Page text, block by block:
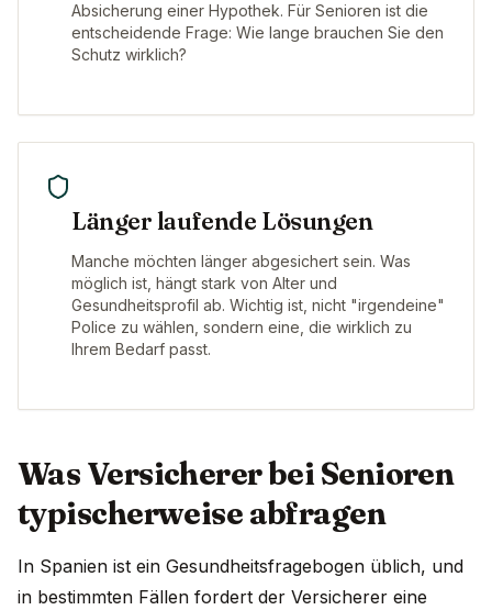
Absicherung einer Hypothek. Für Senioren ist die
entscheidende Frage: Wie lange brauchen Sie den
Schutz wirklich?
Länger laufende Lösungen
Manche möchten länger abgesichert sein. Was
möglich ist, hängt stark von Alter und
Gesundheitsprofil ab. Wichtig ist, nicht "irgendeine"
Police zu wählen, sondern eine, die wirklich zu
Ihrem Bedarf passt.
Was Versicherer bei Senioren
typischerweise abfragen
In Spanien ist ein Gesundheitsfragebogen üblich, und
in bestimmten Fällen fordert der Versicherer eine